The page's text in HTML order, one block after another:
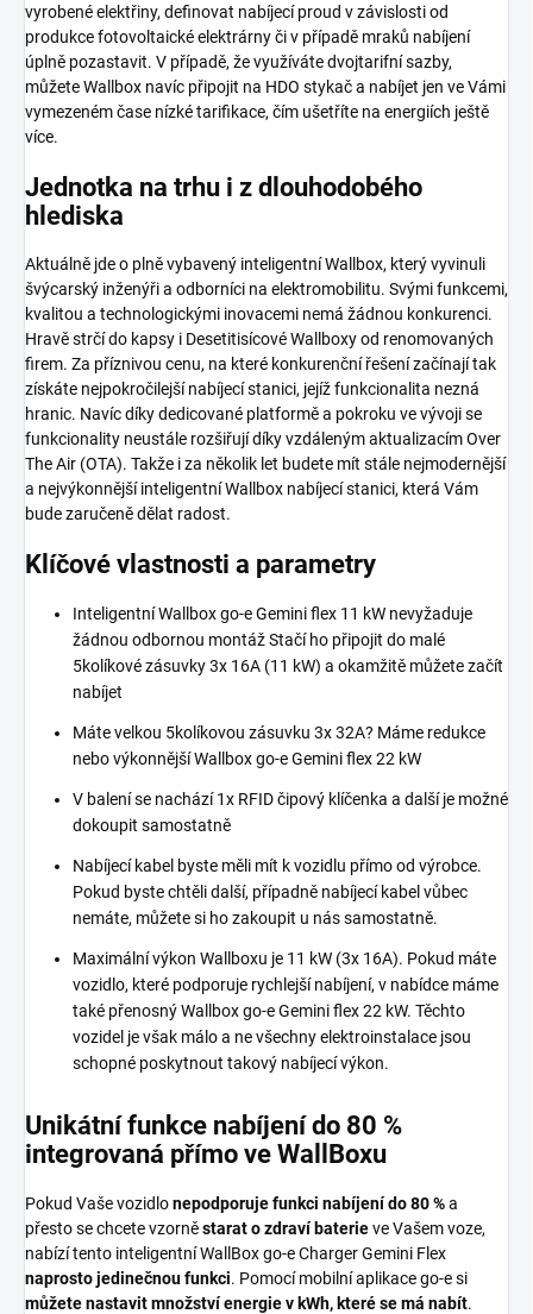
vyrobené elektřiny, definovat nabíjecí proud v závislosti od
produkce fotovoltaické elektrárny či v případě mraků nabíjení
úplně pozastavit. V případě, že využíváte dvojtarifní sazby,
můžete Wallbox navíc připojit na HDO stykač a nabíjet jen ve Vámi
vymezeném čase nízké tarifikace, čím ušetříte na energiích ještě
více.
Jednotka na trhu i z dlouhodobého
hlediska
Aktuálně jde o plně vybavený inteligentní Wallbox, který vyvinuli
švýcarský inženýři a odborníci na elektromobilitu. Svými funkcemi,
kvalitou a technologickými inovacemi nemá žádnou konkurenci.
Hravě strčí do kapsy i Desetitisícové Wallboxy od renomovaných
firem. Za příznivou cenu, na které konkurenční řešení začínají tak
získáte nejpokročilejší nabíjecí stanici, jejíž funkcionalita nezná
hranic. Navíc díky dedicované platformě a pokroku ve vývoji se
funkcionality neustále rozšiřují díky vzdáleným aktualizacím Over
The Air (OTA). Takže i za několik let budete mít stále nejmodernější
a nejvýkonnější inteligentní Wallbox nabíjecí stanici, která Vám
bude zaručeně dělat radost.
Klíčové vlastnosti a parametry
Inteligentní Wallbox go-e Gemini flex 11 kW nevyžaduje
žádnou odbornou montáž Stačí ho připojit do malé
5kolíkové zásuvky 3x 16A (11 kW) a okamžitě můžete začít
nabíjet
Máte velkou 5kolíkovou zásuvku 3x 32A? Máme redukce
nebo výkonnější Wallbox go-e Gemini flex 22 kW
V balení se nachází 1x RFID čipový klíčenka a další je možné
dokoupit samostatně
Nabíjecí kabel byste měli mít k vozidlu přímo od výrobce.
Pokud byste chtěli další, případně nabíjecí kabel vůbec
nemáte, můžete si ho zakoupit u nás samostatně.
Maximální výkon Wallboxu je 11 kW (3x 16A). Pokud máte
vozidlo, které podporuje rychlejší nabíjení, v nabídce máme
také přenosný Wallbox go-e Gemini flex 22 kW. Těchto
vozidel je však málo a ne všechny elektroinstalace jsou
schopné poskytnout takový nabíjecí výkon.
Unikátní funkce nabíjení do 80 %
integrovaná přímo ve WallBoxu
Pokud Vaše vozidlonepodporuje funkci nabíjení do 80 %a
přesto se chcete vzorněstarat o zdraví baterieve Vašem voze,
nabízí tento inteligentní WallBox go-e Charger Gemini Flex
naprosto jedinečnou funkci. Pomocí mobilní aplikace go-e si
můžete nastavit množství energie v kWh, které se má nabít.